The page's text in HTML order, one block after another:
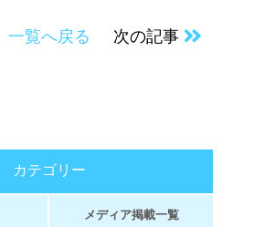
一覧へ戻る 次の記事
カテゴリー
メディア掲載一覧